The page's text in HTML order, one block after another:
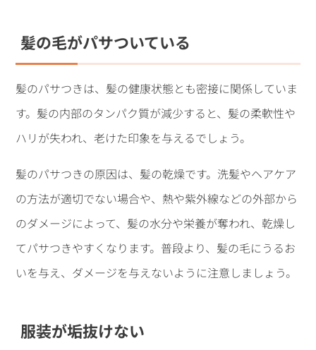
髪の毛がパサついている
髪のパサつきは、髪の健康状態とも密接に関係していま
す。髪の内部のタンパク質が減少すると、髪の柔軟性や
ハリが失われ、老けた印象を与えるでしょう。
髪のパサつきの原因は、髪の乾燥です。洗髪やヘアケア
の方法が適切でない場合や、熱や紫外線などの外部から
のダメージによって、髪の水分や栄養が奪われ、乾燥し
てパサつきやすくなります。普段より、髪の毛にうるお
いを与え、ダメージを与えないように注意しましょう。
服装が垢抜けない